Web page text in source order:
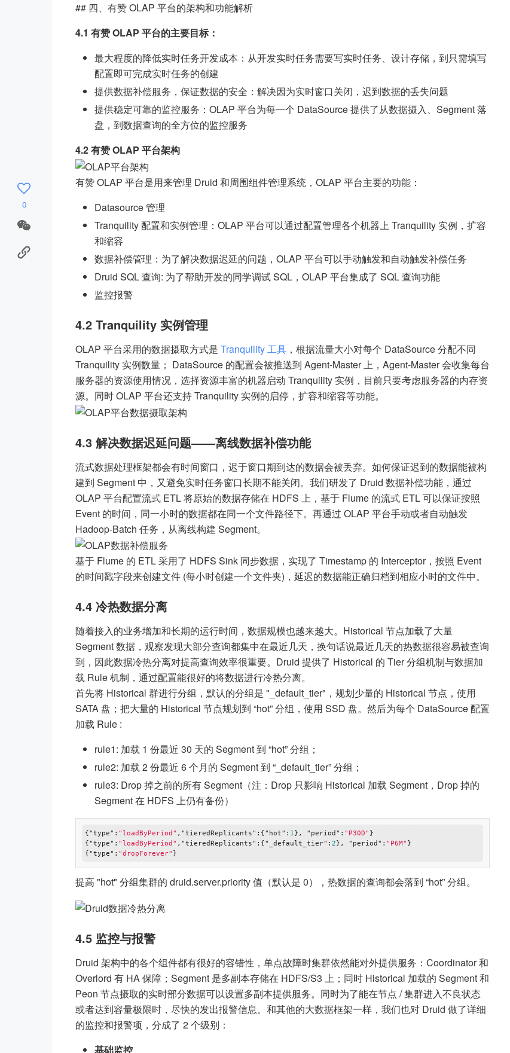
## 四、有赞 OLAP 平台的架构和功能解析
4.1 有赞 OLAP 平台的主要目标：
最大程度的降低实时任务开发成本：从开发实时任务需要写实时任务、设计存储，到只需填写
配置即可完成实时任务的创建
提供数据补偿服务，保证数据的安全：解决因为实时窗口关闭，迟到数据的丢失问题
提供稳定可靠的监控服务：OLAP 平台为每一个 DataSource 提供了从数据摄入、Segment 落
盘，到数据查询的全方位的监控服务
4.2 有赞 OLAP 平台架构
有赞 OLAP 平台是用来管理 Druid 和周围组件管理系统，OLAP 平台主要的功能：
Datasource 管理
Tranquility 配置和实例管理：OLAP 平台可以通过配置管理各个机器上 Tranquility 实例，扩容
和缩容
数据补偿管理：为了解决数据迟延的问题，OLAP 平台可以手动触发和自动触发补偿任务
Druid SQL 查询: 为了帮助开发的同学调试 SQL，OLAP 平台集成了 SQL 查询功能
监控报警
4.2 Tranquility 实例管理
OLAP 平台采用的数据摄取方式是 Tranquility 工具，根据流量大小对每个 DataSource 分配不同
Tranquility 实例数量； DataSource 的配置会被推送到 Agent-Master 上，Agent-Master 会收集每台
服务器的资源使用情况，选择资源丰富的机器启动 Tranquility 实例，目前只要考虑服务器的内存资
源。同时 OLAP 平台还支持 Tranquility 实例的启停，扩容和缩容等功能。
4.3 解决数据迟延问题——离线数据补偿功能
流式数据处理框架都会有时间窗口，迟于窗口期到达的数据会被丢弃。如何保证迟到的数据能被构
建到 Segment 中，又避免实时任务窗口长期不能关闭。我们研发了 Druid 数据补偿功能，通过
OLAP 平台配置流式 ETL 将原始的数据存储在 HDFS 上，基于 Flume 的流式 ETL 可以保证按照
Event 的时间，同一小时的数据都在同一个文件路径下。再通过 OLAP 平台手动或者自动触发
Hadoop-Batch 任务，从离线构建 Segment。
基于 Flume 的 ETL 采用了 HDFS Sink 同步数据，实现了 Timestamp 的 Interceptor，按照 Event
的时间戳字段来创建文件 (每小时创建一个文件夹)，延迟的数据能正确归档到相应小时的文件中。
4.4 冷热数据分离
随着接入的业务增加和长期的运行时间，数据规模也越来越大。Historical 节点加载了大量
Segment 数据，观察发现大部分查询都集中在最近几天，换句话说最近几天的热数据很容易被查询
到，因此数据冷热分离对提高查询效率很重要。Druid 提供了 Historical 的 Tier 分组机制与数据加
载 Rule 机制，通过配置能很好的将数据进行冷热分离。
首先将 Historical 群进行分组，默认的分组是 "_default_tier"，规划少量的 Historical 节点，使用
SATA 盘；把大量的 Historical 节点规划到 “hot” 分组，使用 SSD 盘。然后为每个 DataSource 配置
加载 Rule :
rule1: 加载 1 份最近 30 天的 Segment 到 “hot” 分组；
rule2: 加载 2 份最近 6 个月的 Segment 到 “_default_tier” 分组；
rule3: Drop 掉之前的所有 Segment（注：Drop 只影响 Historical 加载 Segment，Drop 掉的
Segment 在 HDFS 上仍有备份）
{"type" : "loadByPeriod" , "tieredReplicants" :{"hot" : 1}, "period" : "P30D" }
{"type" : "loadByPeriod" , "tieredReplicants" :{"_default_tier" :2}, "period" : "P6M" }
{"type" : "dropForever"
提高 "hot" 分组集群的 druid.server.priority 值（默认是 0），热数据的查询都会落到 “hot” 分组。
4.5 监控与报警
Druid 架构中的各个组件都有很好的容错性，单点故障时集群依然能对外提供服务：Coordinator 和
Overlord 有 HA 保障；Segment 是多副本存储在 HDFS/S3 上；同时 Historical 加载的 Segment 和
Peon 节点摄取的实时部分数据可以设置多副本提供服务。同时为了能在节点 / 集群进入不良状态
或者达到容量极限时，尽快的发出报警信息。和其他的大数据框架一样，我们也对 Druid 做了详细
的监控和报警项，分成了 2 个级别：
基础监控
0